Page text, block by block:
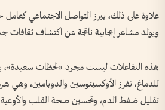
علاوة على ذلك، يبرز التواصل الاجتماعي كعامل
ويولد مشاعر إيجابية ناتجة عن اكتشاف
هذه التفاعلات ليست مجرد «لحظات سعيدة»،
للدماغ، تفرز الأوكسيتوسين والدوبامين، وهي
تقليل ضغط الدم، وتحسين صحة القلب والأوعية